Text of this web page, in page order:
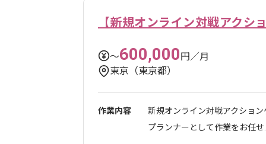
【新規オンライン対戦アクシ
〜600,000円／月
東京（東京都）
作業内容
新規オンライン対戦アクショ
プランナーとして作業をお任せ